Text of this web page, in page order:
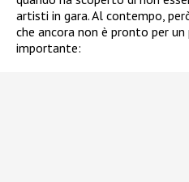
artisti in gara. Al contempo,
che ancora non è pronto per
importante: